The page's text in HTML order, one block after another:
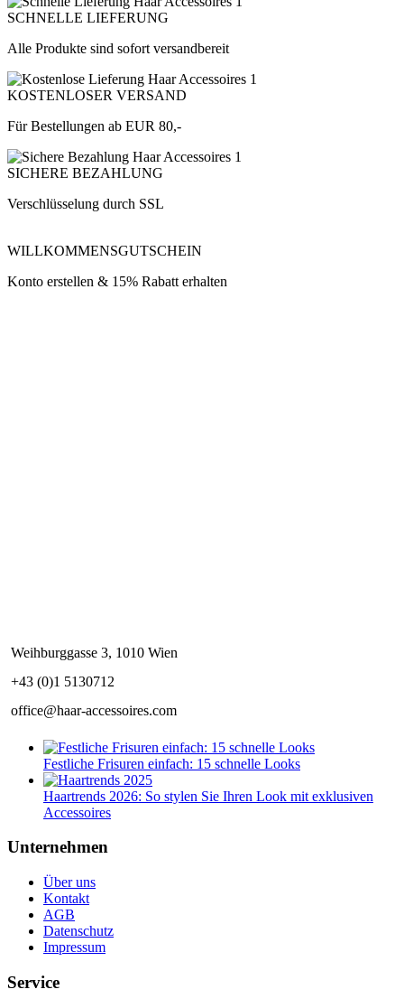
SCHNELLE LIEFERUNG
Alle Produkte sind sofort versandbereit
KOSTENLOSER VERSAND
Für Bestellungen ab EUR 80,-
SICHERE BEZAHLUNG
Verschlüsselung durch SSL
WILLKOMMENSGUTSCHEIN
Konto erstellen & 15% Rabatt erhalten
Weihburggasse 3, 1010 Wien
+43 (0)1 5130712
office@haar-accessoires.com
Festliche Frisuren einfach: 15 schnelle Looks
Haartrends 2026: So stylen Sie Ihren Look mit exklusiven
Accessoires
Unternehmen
Über uns
Kontakt
AGB
Datenschutz
Impressum
Service